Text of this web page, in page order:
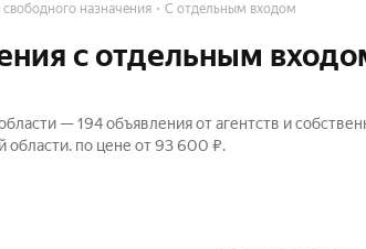
назначения С отдельным входом
с отдельным
— 194 объявления от агентств и
области. по цене от 93 600 ₽.